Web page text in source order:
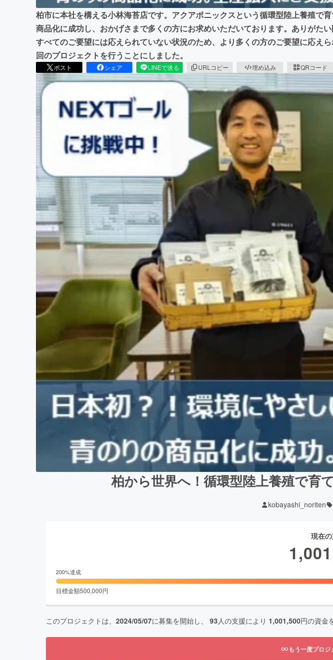
柏市に本社を構える小林海苔店です。アクアポニックスという循環型陸上養殖で
商品化に成功し、おかげさまで多くの方にお求めいただいております。ありがたい
すべてのご要望には応えられていない状況のため、より多くの方のご要望に応え
回のプロジェクトを行うことにしました。
ポスト シェア LINEで送る URLコピー 埋め込み QRコード
柏から世界へ！循環型陸上養殖で育
kobayashi_noriten
現在
200%達成
目標金額500,000円
このプロジェクトは、 2024/05/07に募集を開始し、 93人の支援により 1,001,500円の資金
もう一度プロ